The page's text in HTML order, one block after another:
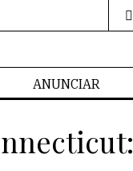
ANUNCIAR